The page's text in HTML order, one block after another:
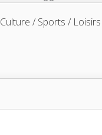
Culture / Sports / Loisirs